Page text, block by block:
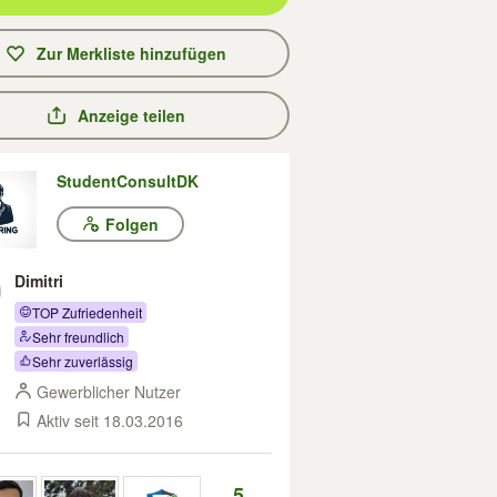
Zur Merkliste hinzufügen
Anzeige teilen
StudentConsultDK
Folgen
Dimitri
TOP Zufriedenheit
Sehr freundlich
Sehr zuverlässig
Gewerblicher Nutzer
Aktiv seit 18.03.2016